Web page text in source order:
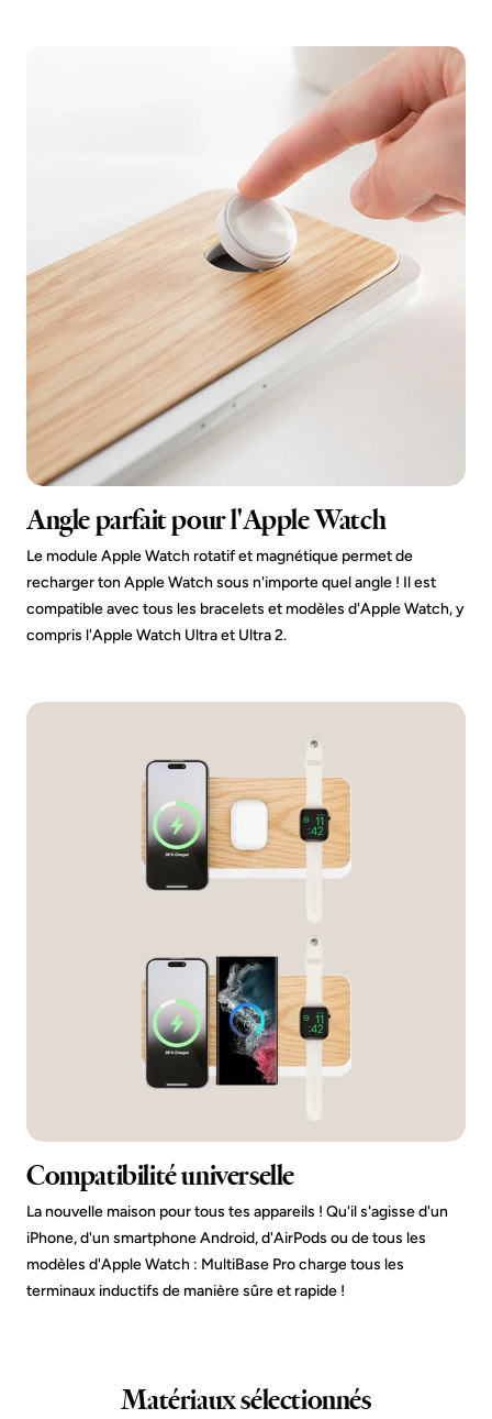
Angle parfait pour l'Apple Watch
Le module Apple Watch rotatif et magnétique permet de
recharger ton Apple Watch sous n'importe quel angle ! Il est
compatible avec tous les bracelets et modèles d'Apple Watch, y
compris l'Apple Watch Ultra et Ultra 2.
Compatibilité universelle
La nouvelle maison pour tous tes appareils ! Qu'il s'agisse d'un
iPhone, d'un smartphone Android, d'AirPods ou de tous les
modèles d'Apple Watch : MultiBase Pro charge tous les
terminaux inductifs de manière sûre et rapide !
Matériaux sélectionnés